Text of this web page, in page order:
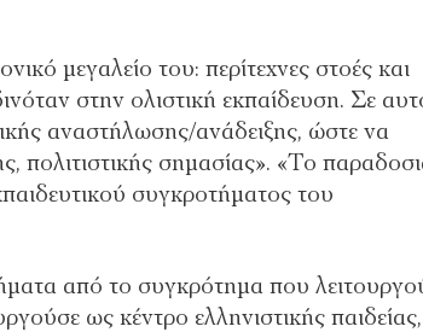
μεγαλείο του: περίτεχνες στοές και
στην ολιστική εκπαίδευση. Σε
αναστήλωσης/ανάδειξης, ώστε να
πολιτιστικής σημασίας». «Το
συγκροτήματος του
από το συγκρότημα που
ως κέντρο ελληνιστικής παιδείας,